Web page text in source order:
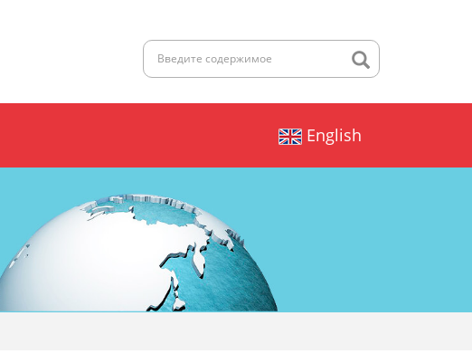
English